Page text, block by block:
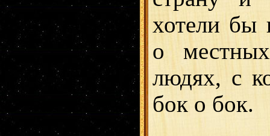
хотели бы
о
людях, с
бок о бок.